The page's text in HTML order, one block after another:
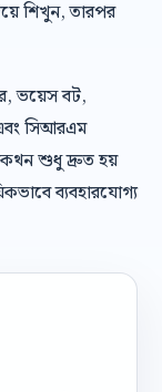
শিখুন, তারপর
ভয়েস বট,
সিআরএম
শুধু দ্রুত হয়
ব্যবহারযোগ্য